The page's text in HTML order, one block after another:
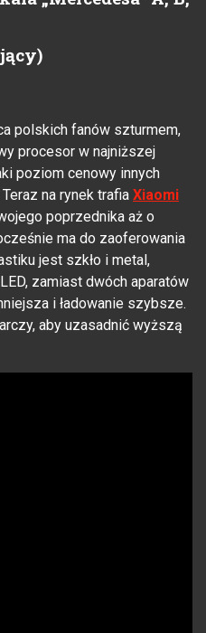
polskich fanów szturmem,
procesor w najniższej
poziom cenowy innych
na rynek trafia Xiaomi
poprzednika aż o
ma do zaoferowania
jest szkło i metal,
zamiast dwóch aparatów
i ładowanie szybsze.
aby uzasadnić wyższą